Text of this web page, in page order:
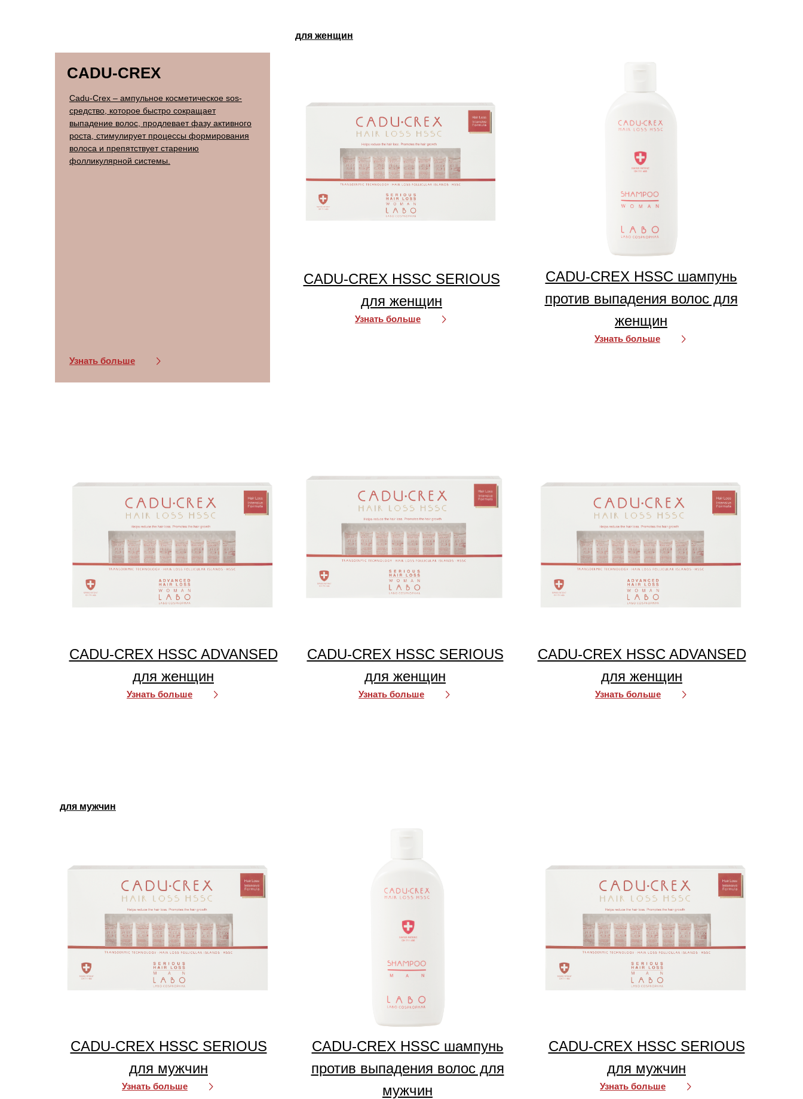
для женщин
для мужчин
Cadu-Crex – ампульное косметическое sos-
средство, которое быстро сокращает
выпадение волос, продлевает фазу активного
роста, стимулирует процессы формирования
волоса и препятствует старению
фолликулярной системы.
CADU-CREX HSSC ADVANSED
для женщин
Узнать больше
CADU-CREX HSSC SERIOUS
для женщин
Узнать больше
CADU-CREX HSSC SERIOUS
для мужчин
Узнать больше
CADU-CREX HSSC SERIOUS
для женщин
Узнать больше
CADU-CREX HSSC шампунь
против выпадения волос для
женщин
Узнать больше
CADU-CREX HSSC SERIOUS
для мужчин
Узнать больше
CADU-CREX HSSC шампунь
против выпадения волос для
мужчин
Узнать больше
CADU-CREX HSSC ADVANSED
для женщин
Узнать больше
CADU-CREX